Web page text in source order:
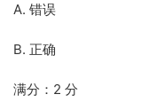
A. 错误
B. 正确
满分：2 分